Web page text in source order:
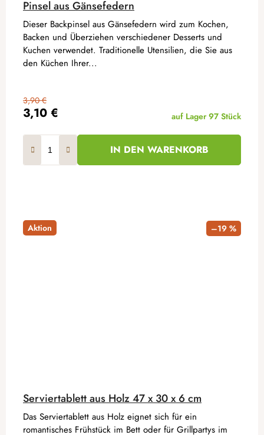
Pinsel aus Gänsefedern
3,10 €
3,90 €
auf Lager 97 Stück
IN DEN WARENKORB
Dieser Backpinsel aus Gänsefedern wird zum Kochen,
Backen und Überziehen verschiedener Desserts und
Kuchen verwendet. Traditionelle Utensilien, die Sie aus
den Küchen Ihrer...
Aktion –19 %
Serviertablett aus Holz 47 x 30 x 6 cm
Das Serviertablett aus Holz eignet sich für ein
romantisches Frühstück im Bett oder für Grillpartys im